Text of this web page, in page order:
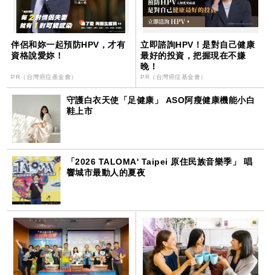
伴侶和妳一起預防HPV，才有
資格說愛妳！
PR（台灣癌症基金會）
立即諮詢HPV！是對自己健康
最好的投資，把握現在不嫌
晚！
PR（台灣癌症基金會）
守護白衣天使「足健康」 ASO阿瘦健康機能小白
鞋上市
「2026 TALOMA' Taipei 原住民族音樂季」 唱
響城市最動人的夏夜